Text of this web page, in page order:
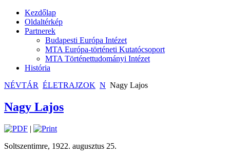
Kezdőlap
Oldaltérkép
Partnerek
Budapesti Európa Intézet
MTA Európa-történeti Kutatócsoport
MTA Történettudományi Intézet
História
NÉVTÁR ÉLETRAJZOK N Nagy Lajos
Nagy Lajos
|
Soltszentimre, 1922. augusztus 25.